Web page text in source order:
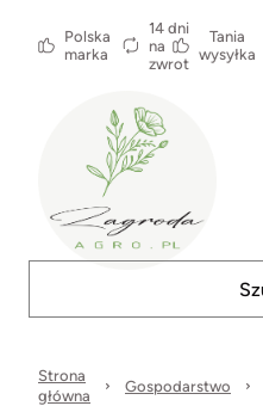
Polska
marka
14 dni
na
zwrot
Tania
wysyłka
Strona
główna
Gospodarstwo